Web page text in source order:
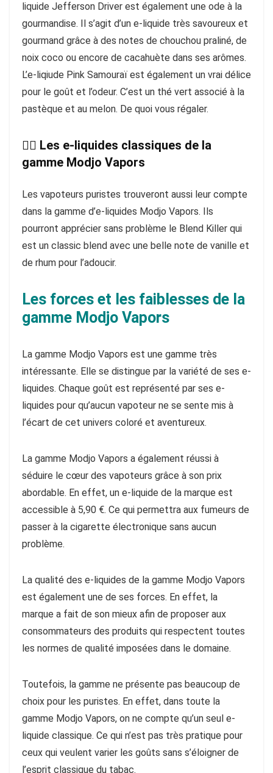
liquide Jefferson Driver est également une ode à la
gourmandise. Il s’agit d’un e-liquide très savoureux et
gourmand grâce à des notes de chouchou praliné, de
noix coco ou encore de cacahuète dans ses arômes.
L’e-liqiude Pink Samouraï est également un vrai délice
pour le goût et l’odeur. C’est un thé vert associé à la
pastèque et au melon. De quoi vous régaler.
👉🏻 Les e-liquides classiques de la
gamme Modjo Vapors
Les vapoteurs puristes trouveront aussi leur compte
dans la gamme d’e-liquides Modjo Vapors. Ils
pourront apprécier sans problème le Blend Killer qui
est un classic blend avec une belle note de vanille et
de rhum pour l’adoucir.
Les forces et les faiblesses de la
gamme Modjo Vapors
La gamme Modjo Vapors est une gamme très
intéressante. Elle se distingue par la variété de ses e-
liquides. Chaque goût est représenté par ses e-
liquides pour qu’aucun vapoteur ne se sente mis à
l’écart de cet univers coloré et aventureux.
La gamme Modjo Vapors a également réussi à
séduire le cœur des vapoteurs grâce à son prix
abordable. En effet, un e-liquide de la marque est
accessible à 5,90 €. Ce qui permettra aux fumeurs de
passer à la cigarette électronique sans aucun
problème.
La qualité des e-liquides de la gamme Modjo Vapors
est également une de ses forces. En effet, la
marque a fait de son mieux afin de proposer aux
consommateurs des produits qui respectent toutes
les normes de qualité imposées dans le domaine.
Toutefois, la gamme ne présente pas beaucoup de
choix pour les puristes. En effet, dans toute la
gamme Modjo Vapors, on ne compte qu’un seul e-
liquide classique. Ce qui n’est pas très pratique pour
ceux qui veulent varier les goûts sans s’éloigner de
l’esprit classique du tabac.